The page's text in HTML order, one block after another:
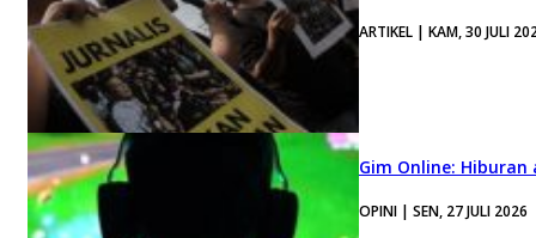
ARTIKEL | KAM, 30 JULI
Gim Online:
OPINI | SEN, 27 JULI 2026